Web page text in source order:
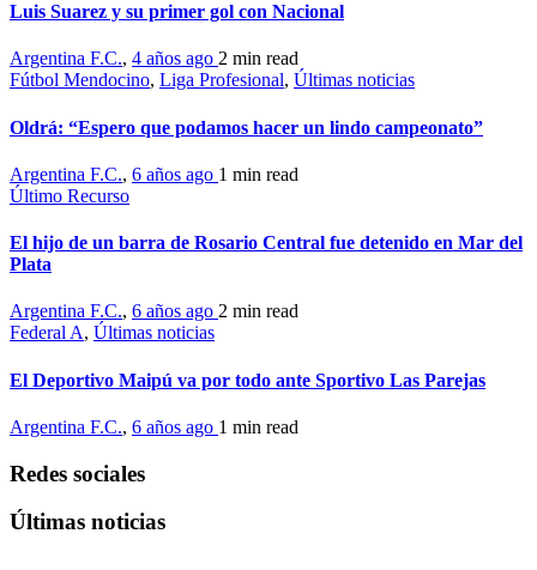
Luis Suarez y su primer gol con Nacional
Argentina F.C., 4 años ago 2 min read
Fútbol Mendocino, Liga Profesional, Últimas noticias
Oldrá: “Espero que podamos hacer un lindo campeonato”
Argentina F.C., 6 años ago 1 min read
Último Recurso
El hijo de un barra de Rosario Central fue detenido en Mar del
Plata
Argentina F.C., 6 años ago 2 min read
Federal A, Últimas noticias
El Deportivo Maipú va por todo ante Sportivo Las Parejas
Argentina F.C., 6 años ago 1 min read
Redes sociales
Últimas noticias